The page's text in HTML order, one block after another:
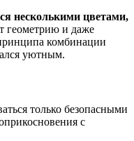
несколькими цветами,
геометрию и даже
комбинации
уютным.
только безопасными
с